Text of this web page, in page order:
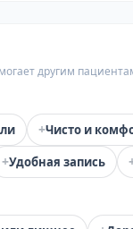
другим
+Чисто и
+Удобная запись